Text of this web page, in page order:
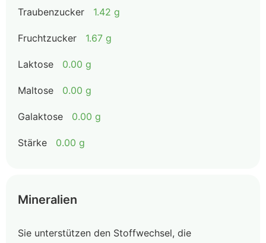
Traubenzucker 1.42 g
Fruchtzucker 1.67 g
Laktose 0.00 g
Maltose 0.00 g
Galaktose 0.00 g
Stärke 0.00 g
Mineralien
Sie unterstützen den Stoffwechsel, die